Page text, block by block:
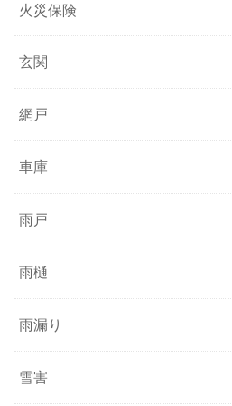
火災保険
玄関
網戸
車庫
雨戸
雨樋
雨漏り
雪害